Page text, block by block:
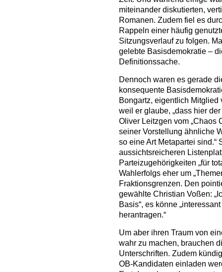
miteinander diskutierten,
Romanen. Zudem fiel es
Rappeln einer häufig
Sitzungsverlauf zu folgen.
gelebte Basisdemokratie –
Definitionssache.
Dennoch waren es gerade
konsequente
Bongartz, eigentlich Mitglied
weil er glaube, „dass hier
Oliver Leitzgen vom „Chaos
seiner Vorstellung ähnliche
so eine Art Metapartei sind.“
aussichtsreicheren
Parteizugehörigkeiten „für
Wahlerfolgs eher um
Fraktionsgrenzen. Den
gewählte Christian Voßen:
Basis“, es könne
herantragen.“
Um aber ihren Traum von
wahr zu machen, brauchen
Unterschriften. Zudem
OB-Kandidaten einladen